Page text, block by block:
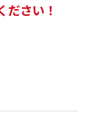
ださい！